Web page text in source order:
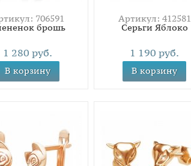
706591
брошь
1 280 руб.
В корзину
Артикул: 412581
Серьги Яблоко
1 190 руб.
В корзину